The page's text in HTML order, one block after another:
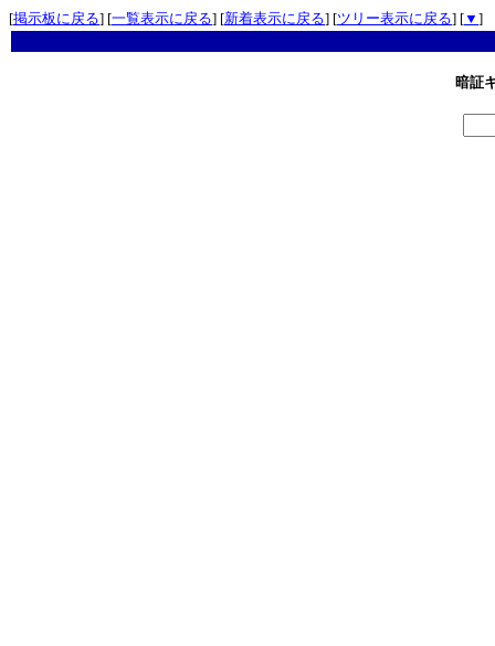
[掲示板に戻る] [一覧表示に戻る] [新着表示に戻る] [ツリー表示に戻る] [▼ ]
暗証